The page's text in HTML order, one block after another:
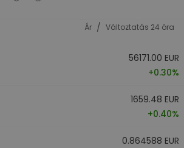
Ár / Változtatás 24 óra
56171.00 EUR
+0.30%
1659.48 EUR
+0.40%
0.864588 EUR